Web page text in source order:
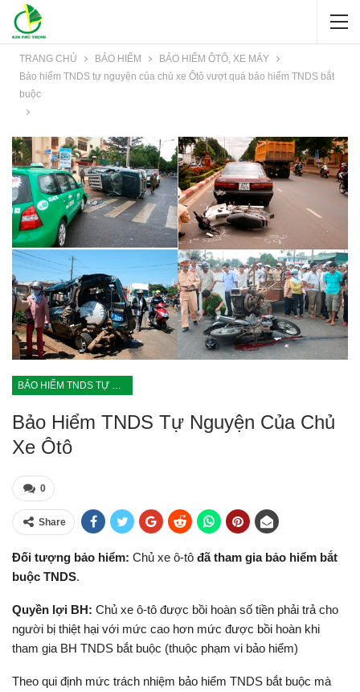
TRANG CHỦ BẢO HIỂM
BẢO HIỂM ÔTÔ, XE MÁY
Bảo hiểm TNDS tự nguyện của chủ xe Ôtô vượt quá bảo hiểm TNDS bắt
buộc
BẢO HIỂM TNDS TỰ NGUYỆN CỦA CHỦ XE ÔTÔ VƯỢT QUÁ BẢO HIỂM TNDS BẮT BUỘC
Bảo Hiểm TNDS Tự Nguyện Của Chủ
Xe Ôtô
0
Share
Đối tượng bảo hiểm: Chủ xe ô-tô đã tham gia bảo hiểm bắt
buộc TNDS.
Quyền lợi BH: Chủ xe ô-tô được bồi hoàn số tiền phải trả cho
người bị thiệt hại với mức cao hơn mức được bồi hoàn khi
tham gia BH TNDS bắt buộc (thuộc phạm vi bảo hiểm)
Theo qui định mức trách nhiệm bảo hiểm TNDS bắt buộc mà